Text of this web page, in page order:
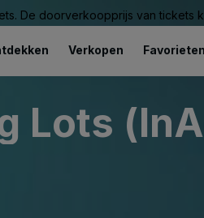
De doorverkoopprijs van tickets
Verkopen Favorieten
Lots